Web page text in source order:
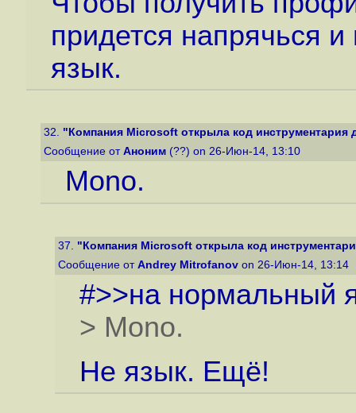
придется напрячься
язык.
32. "Компания Microsoft открыла код инструментария
Сообщение от Аноним (??) on 26-Июн-14, 13:10
Mono.
37. "Компания Microsoft открыла код
Сообщение от Andrey Mitrofanov on 26-Июн-14, 13:14
#>>на нормальный
> Mono.
Не язык. Ещё!